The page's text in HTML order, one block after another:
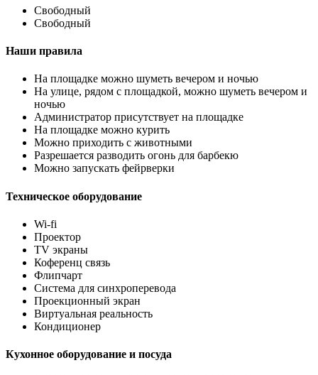
Свободный
Свободный
Наши правила
На площадке можно шуметь вечером и ночью
На улице, рядом с площадкой, можно шуметь вечером и
ночью
Администратор присутствует на площадке
На площадке можно курить
Можно приходить с животными
Разрешается разводить огонь для барбекю
Можно запускать фейрверки
Техническое оборудование
Wi-fi
Проектор
TV экраны
Коференц связь
Флипчарт
Система для синхроперевода
Проекционный экран
Виртуальная реальность
Кондиционер
Кухонное оборудование и посуда